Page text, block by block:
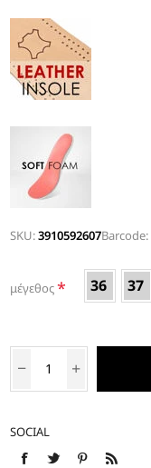
SKU:3910592607Barcode:
μέγεθος* 36 37
SOCIAL